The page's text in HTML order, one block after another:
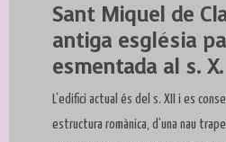
Diapositiva 2 de 3
Sant Miquel de
antiga església
esmentada al s. X.
L’edifici actual és del s. XII i es
estructura romànica, d’una nau